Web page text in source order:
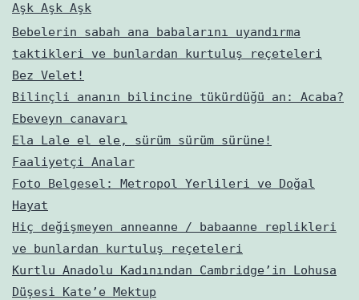
Aşk Aşk Aşk
Bebelerin sabah ana babalarını uyandırma
taktikleri ve bunlardan kurtuluş reçeteleri
Bez Velet!
Bilinçli ananın bilincine tükürdüğü an: Acaba?
Ebeveyn canavarı
Ela Lale el ele, sürüm sürüm sürüne!
Faaliyetçi Analar
Foto Belgesel: Metropol Yerlileri ve Doğal
Hayat
Hiç değişmeyen anneanne / babaanne replikleri
ve bunlardan kurtuluş reçeteleri
Kurtlu Anadolu Kadınından Cambridge’in Lohusa
Düşesi Kate’e Mektup